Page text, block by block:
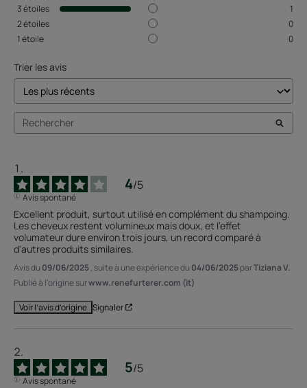
3étoiles
1
2étoiles
0
1étoile 0
Trier les avis
4/5
Avis spontané
Excellent produit, surtout utilisé en complément du shampoing.
Les cheveux restent volumineux mais doux, et l'effet
volumateur dure environ trois jours, un record comparé à
d'autres produits similaires.
Avis du 09/06/2025, suite à une expérience du 04/06/2025parTiziana V.
Publié à l'origine surwww.renefurterer.com (it)
Voir l’avis d’origine Signaler
5/5
Avis spontané